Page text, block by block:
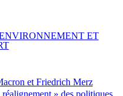
et Friedrich Merz
» des politiques
ET